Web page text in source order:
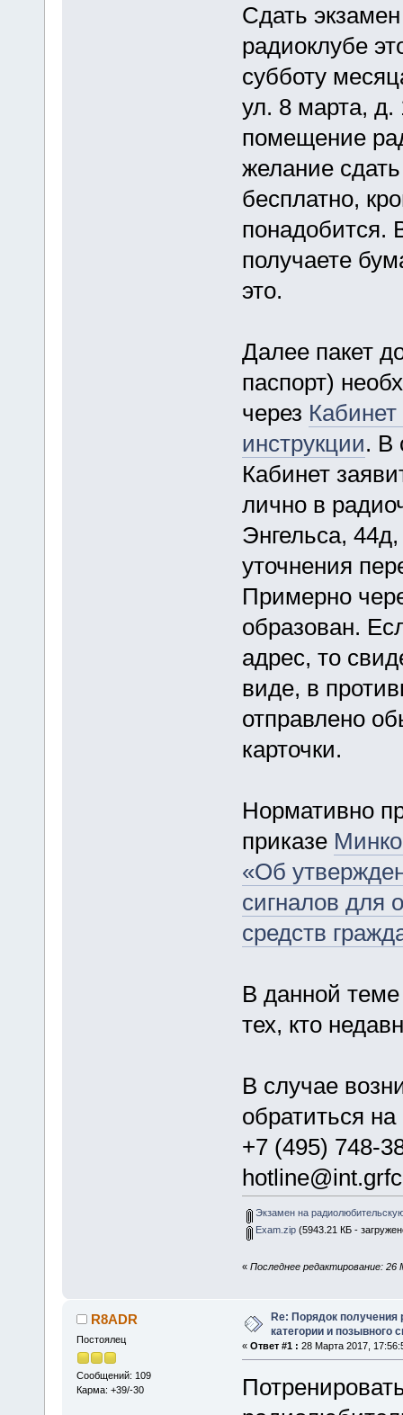
Сдать
радиоклубе
субботу
ул. 8 марта, д.
помещение
желание
бесплатно,
понадобится.
получаете
это.
Далее пакет
паспорт)
через
инструкции. В
Кабинет
лично в
Энгельса,
уточнения
Примерно
образован.
адрес, то
виде, в
отправлено
карточки.
Нормативно
приказе
«Об
сигналов для
средств
В данной
тех, кто
В случае
обратиться
+7 (495) 748-
Экзамен на
Exam.zip(5943.21 КБ -
« Последнее редактирование:
R8ADR
Постоялец
Сообщений: 109
Карма: +39/-30
Re: Порядок получения
категории и позывного
« Ответ #1 : 28 Марта 2017,